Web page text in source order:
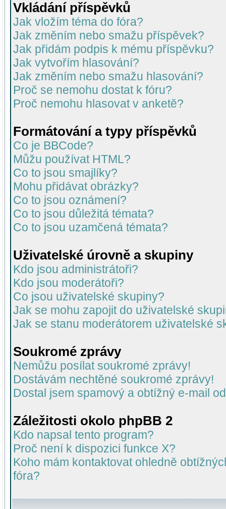
Vkládání příspěvků
Jak vložím téma do fóra?
Jak změním nebo smažu příspěvek?
Jak přidám podpis k mému příspěvku?
Jak vytvořím hlasování?
Jak změním nebo smažu hlasování?
Proč se nemohu dostat k fóru?
Proč nemohu hlasovat v anketě?
Formátování a typy příspěvků
Co je BBCode?
Můžu používat HTML?
Co to jsou smajlíky?
Mohu přidávat obrázky?
Co to jsou oznámení?
Co to jsou důležitá témata?
Co to jsou uzamčená témata?
Uživatelské úrovně a skupiny
Kdo jsou administrátoři?
Kdo jsou moderátoři?
Co jsou uživatelské skupiny?
Jak se mohu zapojit do uživatelské
Jak se stanu moderátorem uživatelské
Soukromé zprávy
Nemůžu posílat soukromé zprávy!
Dostávám nechtěné soukromé zprávy!
Dostal jsem spamový a obtížný e-mail
Záležitosti okolo phpBB 2
Kdo napsal tento program?
Proč není k dispozici funkce X?
Koho mám kontaktovat ohledně
fóra?